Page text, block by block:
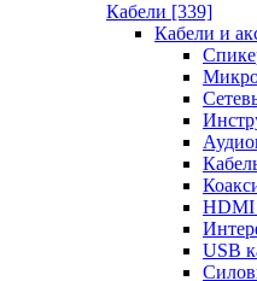
Кабели [339]
Кабели и
HDMI
USB